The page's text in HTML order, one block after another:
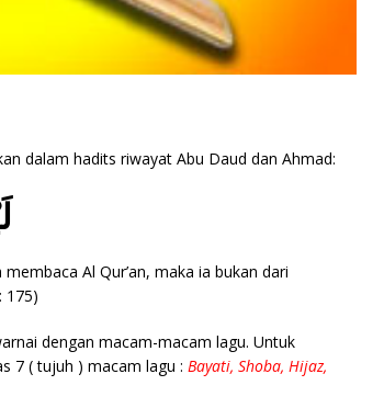
dalam hadits riwayat Abu Daud dan Ahmad:
Al Qur’an, maka ia bukan dari
175)
dengan macam-macam lagu. Untuk
7 ( tujuh ) macam lagu : Bayati, Shoba, Hijaz,